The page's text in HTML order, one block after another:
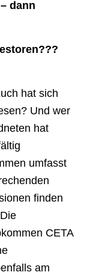
– dann
hat sich
Und wer
hat
umfasst
finden
Die
CETA
am